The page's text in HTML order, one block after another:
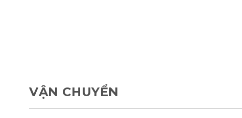
VẬN CHUYỂN